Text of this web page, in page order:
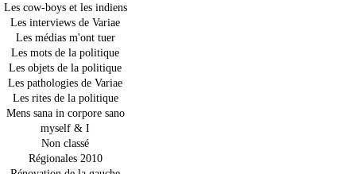
Les cow-boys et les indiens
Les interviews de Variae
Les médias m'ont tuer
Les mots de la politique
Les objets de la politique
Les pathologies de Variae
Les rites de la politique
Mens sana in corpore sano
myself & I
Non classé
Régionales 2010